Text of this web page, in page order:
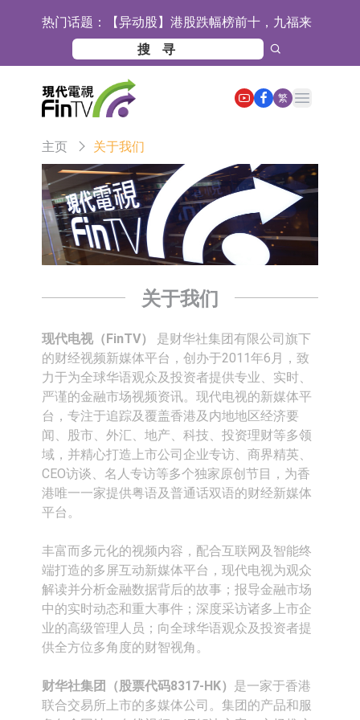
热门话题： 【异动股】港股跌幅榜前十，九福来
(08611.HK)跌21.43%，天瑞汽车内饰
(06162.HK)跌18.44%
【异动股】港股涨幅榜前十，佳明集
团控股(01271.HK)涨+78.22%，拿森
科技(02261.HK)涨+64.11%
斯迪克：公司为国内折叠屏核心功能
材料供应商
恒瑞医药：公司已在中国获批上市26
款1类创新药、6款2类新药
聚辰股份：公司VPD芯片已顺利通过
目标客户的测试认证
上期所：7月份对11个实际控制关系
账户组采取限制开仓的监管措施
特发服务：成功中标哔哩哔哩上海滨
江总部物业服务项目
亚太股份：公司是零跑汽车和
海"系列智算模组 系列产品基于国产
CPU与GPU构建
【异动股】医疗研发外包板块拉升，
博腾股份(300363.CN)涨20.02%
日韩股市收盘双双下跌
依米康：海外交付以东南亚、中东市
场为主 并已取得欧美相关认证
上交所：财通多策略福鑫定期开放灵
活配置混合型发起式证券投资基金临
时停牌
上交所：景顺长城全球半导体芯片产
业股票型证券投资基金临时停牌
【异动股】港股跌幅榜前十，卡森国
际(00496.HK)跌22.40%，九福来
【异动股】港股涨幅榜前十，拿森科
(02286.HK)涨+64.91%
100%
【异动股】焦炭Ⅲ板块下挫，陕西黑
猫(601015.CN)跌8.38%
浙江证监局对财通证券股份有限公司
采取出具警示函措施
山金国际：港股上市工作正常推进中
繁
Open main menu
主页 关于我们
关于我们
现代电视（FinTV）
是财华社集团有限公司旗下
的财经视频新媒体平台，创办于2011年6月，致
力于为全球华语观众及投资者提供专业、实时、
严谨的金融市场视频资讯。现代电视的新媒体平
台，专注于追踪及覆盖香港及内地地区经济要
闻、股市、外汇、地产、科技、投资理财等多领
域，并精心打造上市公司企业专访、商界精英、
CEO访谈、名人专访等多个独家原创节目，为香
港唯一一家提供粤语及普通话双语的财经新媒体
平台。
丰富而多元化的视频内容，配合互联网及智能终
端打造的多屏互动新媒体平台，现代电视为观众
解读并分析金融数据背后的故事；报导金融市场
中的实时动态和重大事件；深度采访诸多上市企
业的高级管理人员；向全球华语观众及投资者提
供全方位多角度的财智视角。
财华社集团（股票代码8317-HK） 是一家于香港
联合交易所上市的多媒体公司。集团的产品和服